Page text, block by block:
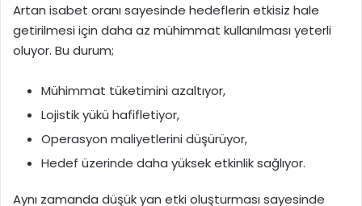
Artan isabet oranı sayesinde hedeflerin etkisiz hale
getirilmesi için daha az mühimmat kullanılması yeterli
oluyor. Bu durum;
Mühimmat tüketimini azaltıyor,
Lojistik yükü hafifletiyor,
Operasyon maliyetlerini düşürüyor,
Hedef üzerinde daha yüksek etkinlik sağlıyor.
Aynı zamanda düşük yan etki oluşturması sayesinde